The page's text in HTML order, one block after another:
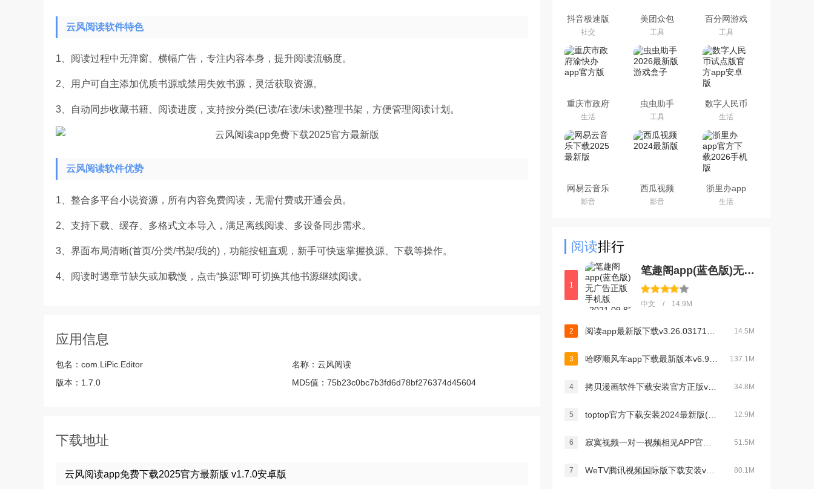
云风阅读软件特色
1、阅读过程中无弹窗、横幅广告，专注内容本身，提升阅读流畅度。
2、用户可自主添加优质书源或禁用失效书源，灵活获取资源。
3、自动同步收藏书籍、阅读进度，支持按分类(已读/在读/未读)整理书架，方便管理阅读计划。
云风阅读软件优势
1、整合多平台小说资源，所有内容免费阅读，无需付费或开通会员。
2、支持下载、缓存、多格式文本导入，满足离线阅读、多设备同步需求。
3、界面布局清晰(首页/分类/书架/我的)，功能按钮直观，新手可快速掌握换源、下载等操作。
4、阅读时遇章节缺失或加载慢，点击“换源”即可切换其他书源继续阅读。
应用信息
包名： com.LiPic.Editor 名称： 云风阅读
版本： 1.7.0 MD5值： 75b23c0bc7b3fd6d78bf276374d45604
下载地址
云风阅读app免费下载2025官方最新版 v1.7.0安卓版
抖音极速版
免费下载
2026最新版
社交
美团众包
app
工具
百分网游戏
盒子下载
2026新版
工具
重庆市政府
渝快办app
官方版
生活
虫虫助手
2026最新版
游戏盒子
工具
数字人民币
试点版官方
app安卓版
生活
网易云音乐
下载2025最
新版
影音
西瓜视频
2024最新版
影音
浙里办app
官方下载
2026手机版
生活
阅读排行
1
笔趣阁app(蓝色版)无广告正版手机版v2021.09.88 安卓版
中文 / 14.9M
2 14.5M
3 137.1M
4 34.8M
5 12.9M
6 51.5M
7 80.1M